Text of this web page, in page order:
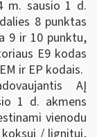
m. sausio 1 d.
8 punktas
9 ir 10 punktu,
E9 kodas
ir EP kodais.
AĮ
1 d. akmens
vienodu
/ lignitui,